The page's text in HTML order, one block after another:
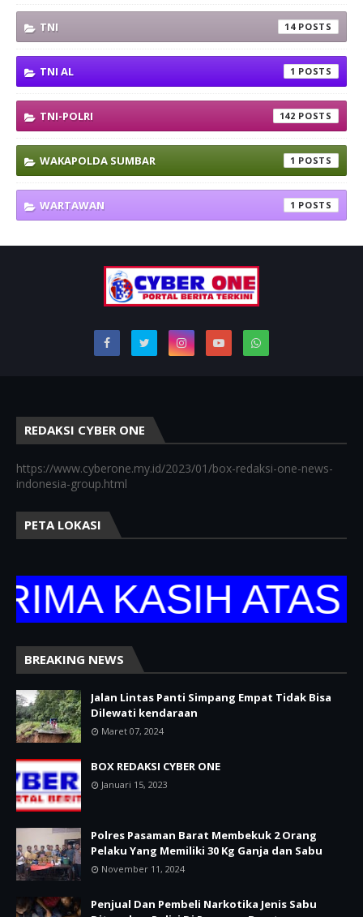
TNI 14
TNI AL 1
TNI-POLRI 142
WAKAPOLDA SUMBAR 1
WARTAWAN 1
REDAKSI CYBER ONE
https://www.cyberone.my.id/2023/01/box-redaksi-one-news-
indonesia-group.html
PETA LOKASI
KASIH ATAS
BREAKING NEWS
Jalan Lintas Panti Simpang Empat Tidak Bisa
Dilewati kendaraan
Maret 07, 2024
BOX REDAKSI CYBER ONE
Januari 15, 2023
Polres Pasaman Barat Membekuk 2 Orang
Pelaku Yang Memiliki 30 Kg Ganja dan Sabu
November 11, 2024
Penjual Dan Pembeli Narkotika Jenis Sabu